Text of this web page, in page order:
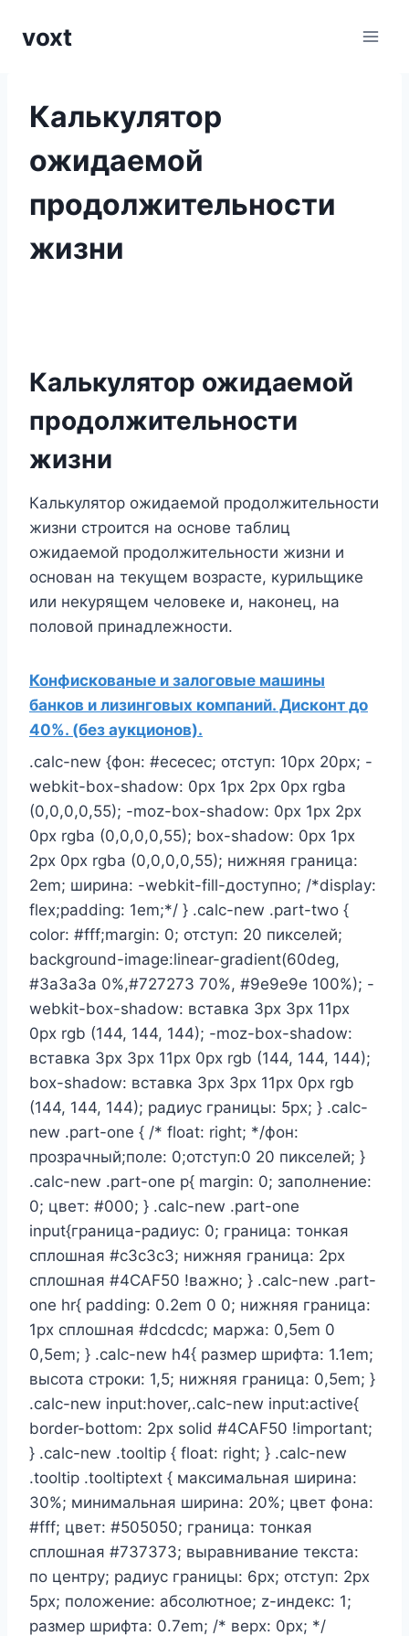
voxt
Калькулятор
ожидаемой
продолжительности
жизни
Калькулятор ожидаемой
продолжительности
жизни
Калькулятор ожидаемой продолжительности
жизни строится на основе таблиц
ожидаемой продолжительности жизни и
основан на текущем возрасте, курильщике
или некурящем человеке и, наконец, на
половой принадлежности.
Конфискованые и залоговые машины
банков и лизинговых компаний. Дисконт до
40%. (без аукционов).
.calc-new {фон: #ececec; отступ: 10px 20px; -
webkit-box-shadow: 0px 1px 2px 0px rgba
(0,0,0,0,55); -moz-box-shadow: 0px 1px 2px
0px rgba (0,0,0,0,55); box-shadow: 0px 1px
2px 0px rgba (0,0,0,0,55); нижняя граница:
2em; ширина: -webkit-fill-доступно; /*display:
flex;padding: 1em;*/ } .calc-new .part-two {
color: #fff;margin: 0; отступ: 20 пикселей;
background-image:linear-gradient(60deg,
#3a3a3a 0%,#727273 70%, #9e9e9e 100%); -
webkit-box-shadow: вставка 3px 3px 11px
0px rgb (144, 144, 144); -moz-box-shadow:
вставка 3px 3px 11px 0px rgb (144, 144, 144);
box-shadow: вставка 3px 3px 11px 0px rgb
(144, 144, 144); радиус границы: 5px; } .calc-
new .part-one { /* float: right; */фон:
прозрачный;поле: 0;отступ:0 20 пикселей; }
.calc-new .part-one p{ margin: 0; заполнение:
0; цвет: #000; } .calc-new .part-one
input{граница-радиус: 0; граница: тонкая
сплошная #c3c3c3; нижняя граница: 2px
сплошная #4CAF50 !важно; } .calc-new .part-
one hr{ padding: 0.2em 0 0; нижняя граница:
1px сплошная #dcdcdc; маржа: 0,5em 0
0,5em; } .calc-new h4{ размер шрифта: 1.1em;
высота строки: 1,5; нижняя граница: 0,5em; }
.calc-new input:hover,.calc-new input:active{
border-bottom: 2px solid #4CAF50 !important;
} .calc-new .tooltip { float: right; } .calc-new
.tooltip .tooltiptext { максимальная ширина:
30%; минимальная ширина: 20%; цвет фона:
#fff; цвет: #505050; граница: тонкая
сплошная #737373; выравнивание текста:
по центру; радиус границы: 6px; отступ: 2px
5px; положение: абсолютное; z-индекс: 1;
размер шрифта: 0.7em; /* верх: 0px; */